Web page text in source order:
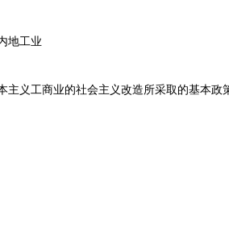
工业
义工商业的社会主义改造所采取的基本